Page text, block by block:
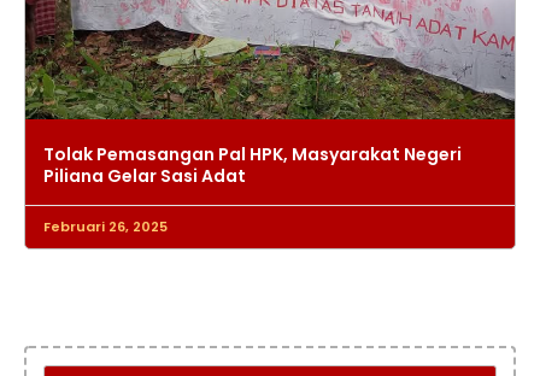
Tolak Pemasangan Pal HPK, Masyarakat Negeri
Piliana Gelar Sasi Adat
Februari 26, 2025